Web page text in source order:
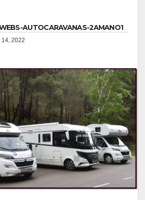
AUTOCARAVANAS-2AMANO1
14, 2022